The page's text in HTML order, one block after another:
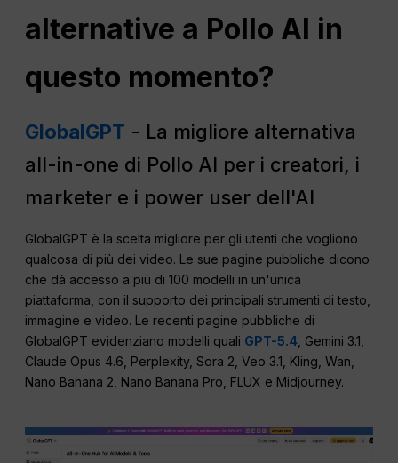
alternative a Pollo AI in
questo momento?
GlobalGPT - La migliore alternativa
all-in-one di Pollo AI per i creatori, i
marketer e i power user dell'AI
GlobalGPT è la scelta migliore per gli utenti che vogliono
qualcosa di più dei video. Le sue pagine pubbliche dicono
che dà accesso a più di 100 modelli in un'unica
piattaforma, con il supporto dei principali strumenti di testo,
immagine e video. Le recenti pagine pubbliche di
GlobalGPT evidenziano modelli quali GPT-5.4 , Gemini 3.1,
Claude Opus 4.6, Perplexity, Sora 2, Veo 3.1, Kling, Wan,
Nano Banana 2, Nano Banana Pro, FLUX e Midjourney.